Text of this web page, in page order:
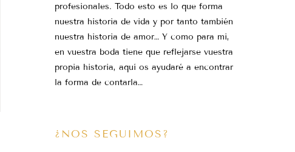
profesionales. Todo esto es lo que forma
nuestra historia de vida y por tanto también
nuestra historia de amor… Y como para mi,
en vuestra boda tiene que reflejarse vuestra
propia historia, aquí os ayudaré a encontrar
la forma de contarla…
¿NOS SEGUIMOS?